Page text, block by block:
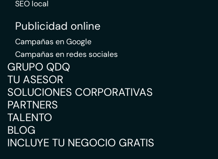
SEO local
Publicidad online
Campañas en Google
Campañas en redes sociales
GRUPO QDQ
TU ASESOR
SOLUCIONES CORPORATIVAS
PARTNERS
TALENTO
BLOG
INCLUYE TU NEGOCIO GRATIS